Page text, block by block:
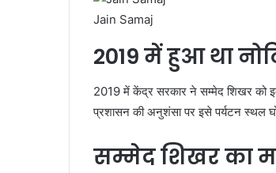
Jain Samaj
2019 में हुआ था
2019 में केंद्र सरकार ने सम्मेद शिखर को
प्रशासन की अनुशंसा पर इसे पर्यटन स्थल
सम्मेद शिखर का